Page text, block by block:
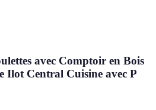
avec Comptoir en Bois
Ilot Central Cuisine avec P